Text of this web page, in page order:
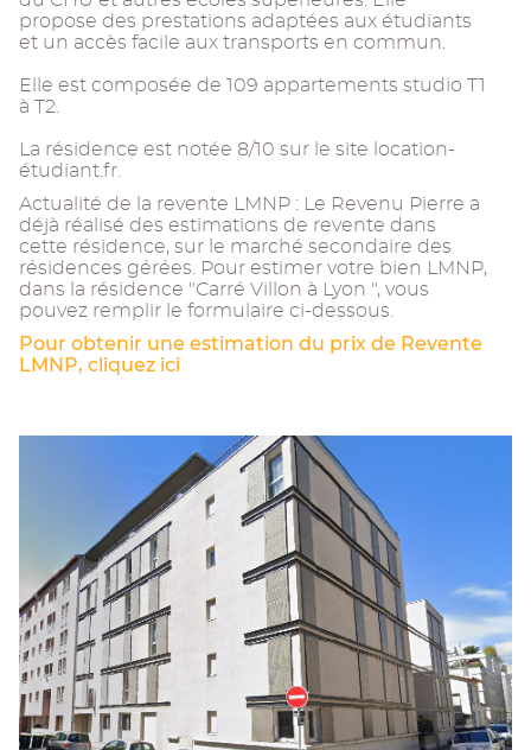
propose des prestations adaptées aux étudiants
et un accès facile aux transports en commun.
Elle est composée de 109 appartements studio T1
à T2.
La résidence est notée 8/10 sur le site location-
étudiant.fr.
Actualité de la revente LMNP : Le Revenu Pierre a
déjà réalisé des estimations de revente dans
cette résidence, sur le marché secondaire des
résidences gérées. Pour estimer votre bien LMNP,
dans la résidence "Carré Villon à Lyon ", vous
pouvez remplir le formulaire ci-dessous.
Pour obtenir une estimation du prix de Revente
LMNP, cliquez ici